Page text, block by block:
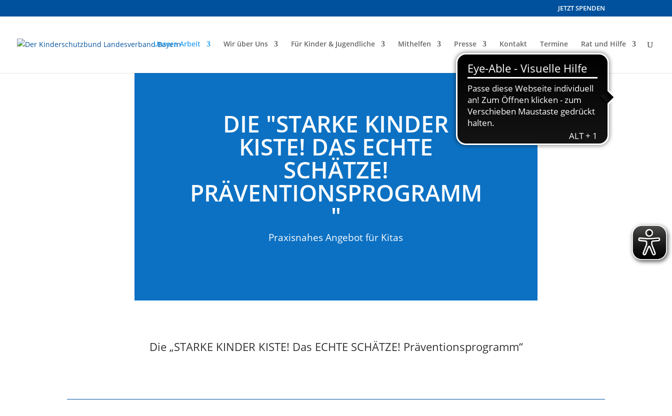
JETZT SPENDEN
Unsere Arbeit Wir über Uns Für Kinder & Jugendliche Mithelfen Presse Kontakt Termine Rat und Hilfe
DIE "STARKE KINDER
KISTE! DAS ECHTE
SCHÄTZE!
PRÄVENTIONSPROGRAMM
"
Praxisnahes Angebot für Kitas
Die „STARKE KINDER KISTE! Das ECHTE SCHÄTZE! Präventionsprogramm“